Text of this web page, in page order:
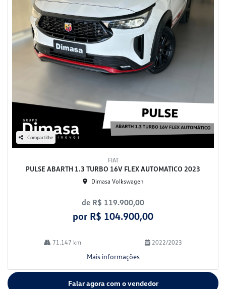
Compartilhe
FIAT
PULSE ABARTH 1.3 TURBO 16V FLEX AUTOMATICO 2023
Dimasa Volkswagen
de R$ 119.900,00
por R$ 104.900,00
71.147 km 2022/2023
Mais informações
Falar agora com o vendedor